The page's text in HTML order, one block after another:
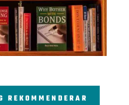
REKOMMENDERAR